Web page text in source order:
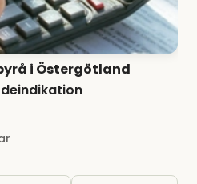
i Östergötland